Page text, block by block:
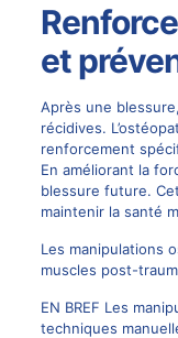
et
Après une
récidives.
renforcement
En améliorant la
blessure future.
maintenir la santé
Les manipulations
muscles post-
EN BREF Les
techniques